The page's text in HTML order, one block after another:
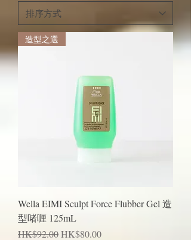
造型之選
Wella EIMI Sculpt Force Flubber Gel 造
型啫喱 125mL
一般價格
HK$92.00促銷價格
HK$80.00